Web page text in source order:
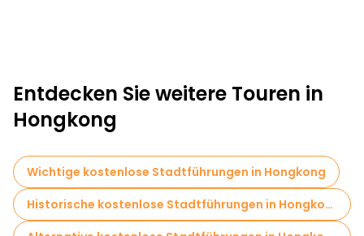
Entdecken Sie weitere Touren in
Hongkong
Wichtige kostenlose Stadtführungen in Hongkong
Historische kostenlose Stadtführungen in Hongkong